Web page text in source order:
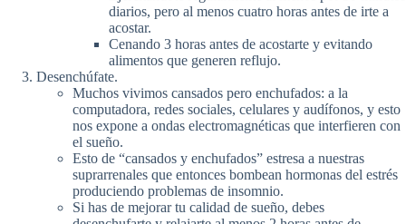
diarios, pero al menos cuatro horas antes de irte a
acostar.
Cenando 3 horas antes de acostarte y evitando
alimentos que generen reflujo.
Desenchúfate.
Muchos vivimos cansados pero enchufados: a la
computadora, redes sociales, celulares y audífonos, y esto
nos expone a ondas electromagnéticas que interfieren con
el sueño.
Esto de “cansados y enchufados” estresa a nuestras
suprarrenales que entonces bombean hormonas del estrés
produciendo problemas de insomnio.
Si has de mejorar tu calidad de sueño, debes